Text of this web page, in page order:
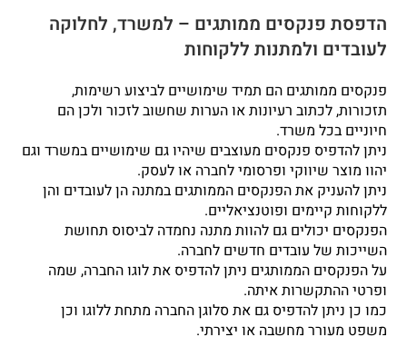
הדפסת פנקסים ממותגים – למשרד, לחלוקה
לעובדים ולמתנות ללקוחות
פנקסים ממותגים הם תמיד שימושיים לביצוע רשימות,
תזכורות, לכתוב רעיונות או הערות שחשוב לזכור ולכן הם
חיוניים בכל משרד.
ניתן להדפיס פנקסים מעוצבים שיהיו גם שימושיים במשרד וגם
יהוו מוצר שיווקי ופרסומי לחברה או לעסק.
ניתן להעניק את הפנקסים הממותגים במתנה הן לעובדים והן
ללקוחות קיימים ופוטנציאליים.
הפנקסים יכולים גם להוות מתנה נחמדה לביסוס תחושת
השייכות של עובדים חדשים לחברה.
על הפנקסים הממותגים ניתן להדפיס את לוגו החברה, שמה
ופרטי ההתקשרות איתה.
כמו כן ניתן להדפיס גם את סלוגן החברה מתחת ללוגו וכן
משפט מעורר מחשבה או יצירתי.